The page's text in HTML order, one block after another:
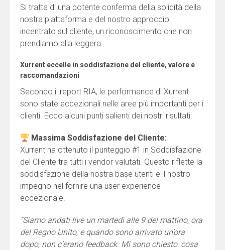
Si tratta di una potente conferma della solidità della
nostra piattaforma e del nostro approccio
incentrato sul cliente, un riconoscimento che non
prendiamo alla leggera.
Xurrent eccelle in soddisfazione del cliente, valore e
raccomandazioni
Secondo il report RIA, le performance di Xurrent
sono state eccezionali nelle aree più importanti per i
clienti. Ecco alcuni punti salienti dei nostri risultati:
Massima Soddisfazione del Cliente:
Xurrent ha ottenuto il punteggio #1 in Soddisfazione
del Cliente tra tutti i vendor valutati. Questo riflette la
soddisfazione della nostra base utenti e il nostro
impegno nel fornire una user experience
eccezionale.
“Siamo andati live un martedì alle 9 del mattino, ora
del Regno Unito, e quando sono arrivato un’ora
dopo, non c’erano feedback. Mi sono chiesto: cosa